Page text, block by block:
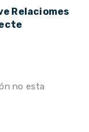
Relaciomes
no esta